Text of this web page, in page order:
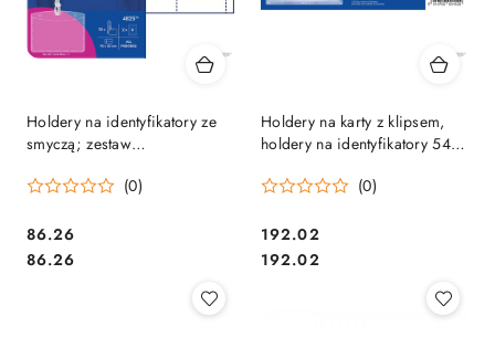
Holdery na identyfikatory ze
smyczą; zestaw
szt etui na identyfikatory +
(0)
Cena:
86.26
Cena:
86.26
Holdery na karty z klipsem,
holdery na identyfikatory 54 x
identyfikatory /(0)
Cena:
192.02
Cena:
192.02